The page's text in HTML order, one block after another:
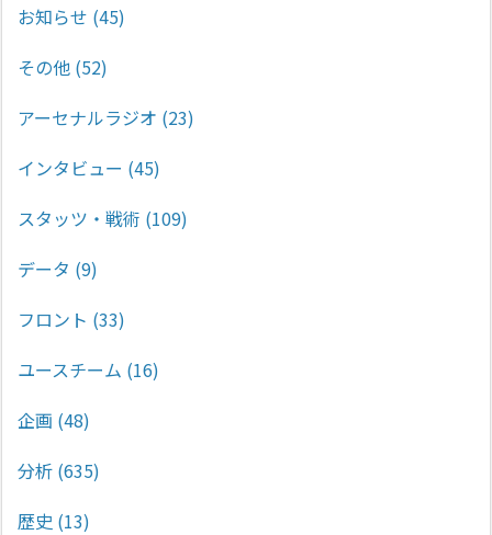
お知らせ (45)
その他 (52)
アーセナルラジオ (23)
インタビュー (45)
スタッツ・戦術 (109)
データ (9)
フロント (33)
ユースチーム (16)
企画 (48)
分析 (635)
歴史 (13)